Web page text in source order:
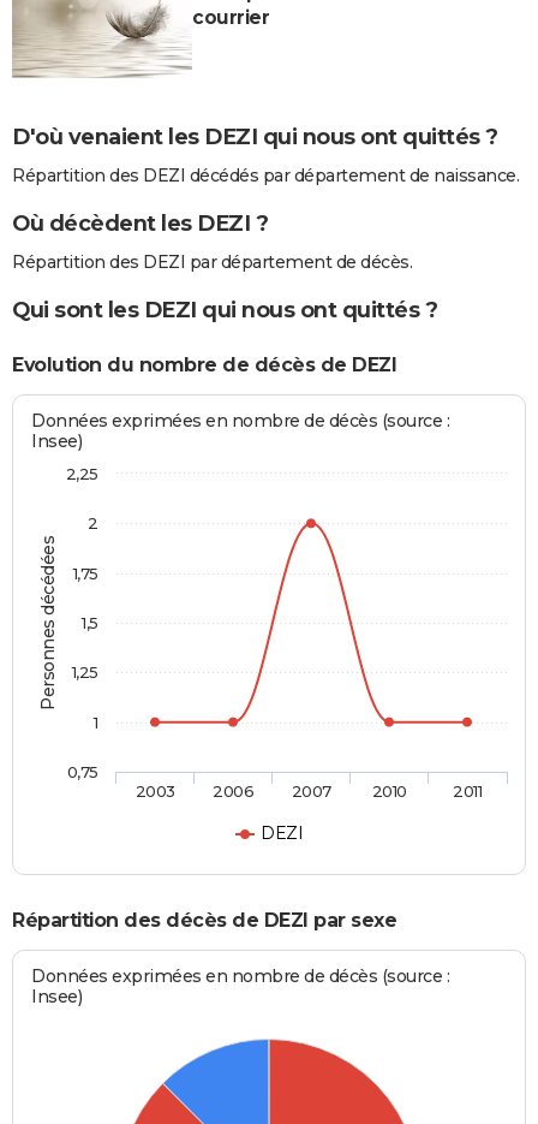
courrier
D'où venaient les DEZI qui nous ont quittés ?
Répartition des DEZI décédés par département de naissance.
Où décèdent les DEZI ?
Répartition des DEZI par département de décès.
Qui sont les DEZI qui nous ont quittés ?
Evolution du nombre de décès de DEZI
Personnes décédées
Données exprimées en nombre de décès (source :
Insee)
DEZI
2003 2006 2007 2010 2011
0,75
1
1,25
1,5
1,75
2
2,25
Répartition des décès de DEZI par sexe
Données exprimées en nombre de décès (source :
Insee)